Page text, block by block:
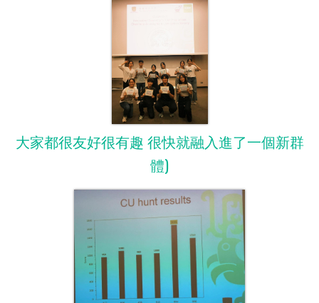
大家都很友好很有趣 很快就融入進了一個新群
體)